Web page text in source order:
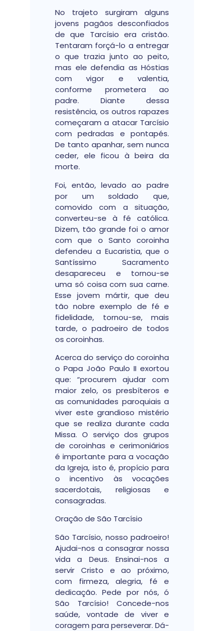
No trajeto surgiram alguns
jovens pagãos desconfiados
de que Tarcísio era cristão.
Tentaram forçá-lo a entregar
o que trazia junto ao peito,
mas ele defendia as Hóstias
com vigor e valentia,
conforme prometera ao
padre. Diante dessa
resistência, os outros rapazes
começaram a atacar Tarcísio
com pedradas e pontapés.
De tanto apanhar, sem nunca
ceder, ele ficou à beira da
morte.
Foi, então, levado ao padre
por um soldado que,
comovido com a situação,
converteu-se à fé católica.
Dizem, tão grande foi o amor
com que o Santo coroinha
defendeu a Eucaristia, que o
Santíssimo Sacramento
desapareceu e tornou-se
uma só coisa com sua carne.
Esse jovem mártir, que deu
tão nobre exemplo de fé e
fidelidade, tornou-se, mais
tarde, o padroeiro de todos
os coroinhas.
Acerca do serviço do coroinha
o Papa João Paulo II exortou
que: “procurem ajudar com
maior zelo, os presbíteros e
as comunidades paroquiais a
viver este grandioso mistério
que se realiza durante cada
Missa. O serviço dos grupos
de coroinhas e cerimoniários
é importante para a vocação
da Igreja, isto é, propício para
o incentivo às vocações
sacerdotais, religiosas e
consagradas.
Oração de São Tarcísio
São Tarcísio, nosso padroeiro!
Ajudai-nos a consagrar nossa
vida a Deus. Ensinai-nos a
servir Cristo e ao próximo,
com firmeza, alegria, fé e
dedicação. Pede por nós, ó
São Tarcísio! Concede-nos
saúde, vontade de viver e
coragem para perseverar. Dá-